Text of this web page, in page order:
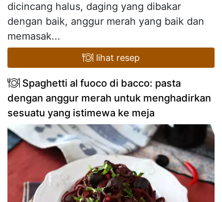
dicincang halus, daging yang dibakar
dengan baik, anggur merah yang baik dan
memasak...
lihat resep
Spaghetti al fuoco di bacco: pasta
dengan anggur merah untuk menghadirkan
sesuatu yang istimewa ke meja